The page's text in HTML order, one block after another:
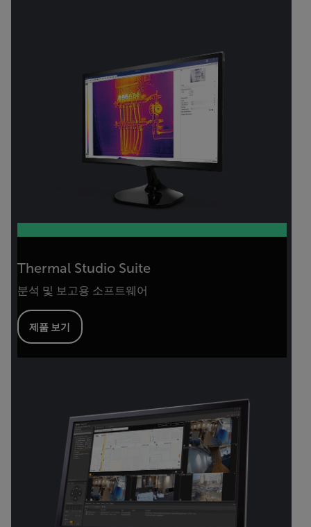
Thermal Studio Suite
분석 및 보고용 소프트웨어
제품 보기